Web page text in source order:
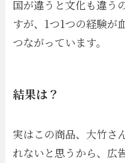
国が違うと文化も違う
すが、1つ1つの経験が
つながっています。
結果は？
実はこの商品、大竹さ
れないと思うから、広